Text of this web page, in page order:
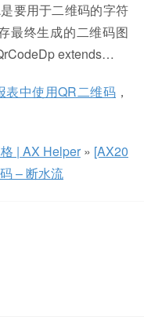
要用于二维码的字符
最终生成的二维码图
extends…
表中使用QR二维码 ，
| AX Helper» [AX20
– 断水流